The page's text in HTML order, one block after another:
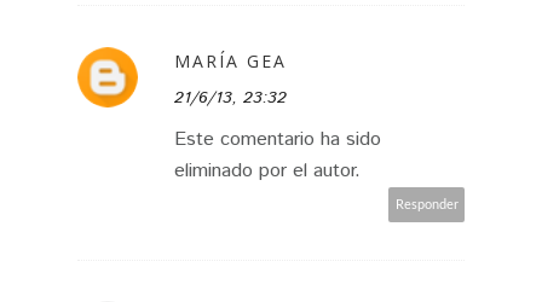
MARÍA GEA
21/6/13, 23:32
Este comentario ha sido
eliminado por el autor.
Responder